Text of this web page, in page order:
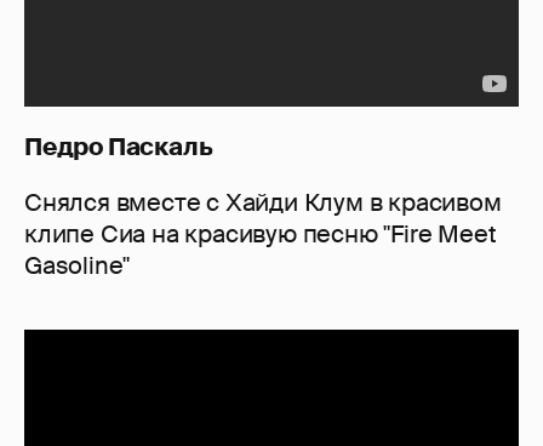
Педро Паскаль
Снялся вместе с Хайди Клум в красивом
клипе Сиа на красивую песню "Fire Meet
Gasoline"